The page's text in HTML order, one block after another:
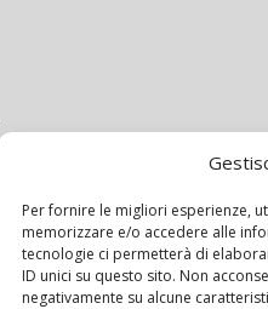
Per fornire le migliori esperienze,
memorizzare e/o accedere alle
tecnologie ci permetterà di
ID unici su questo sito. Non
negativamente su alcune